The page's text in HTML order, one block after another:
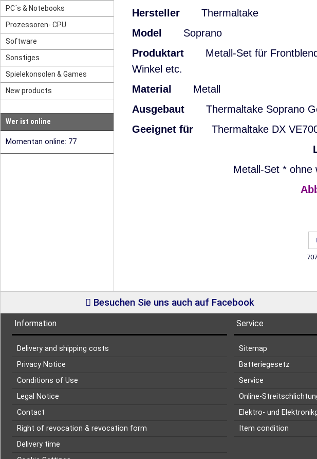
PC´s & Notebooks
Prozessoren- CPU
Software
Sonstiges
Spielekonsolen & Games
New products
Wer ist online
Momentan online: 77
Hersteller Thermaltake
Model
Soprano
Produktart
Metall-Set für
Winkel etc.
Material
Metall
Ausgebaut Thermaltake Soprano
Geeignet für Thermaltake DX
Metall-Set * ohne
Besuchen Sie uns auch auf Facebook
Information
Delivery and shipping costs
Privacy Notice
Conditions of Use
Legal Notice
Contact
Right of revocation & revocation form
Delivery time
Service
Sitemap
Batteriegesetz
Service
Online-
Elektro- und
Item condition